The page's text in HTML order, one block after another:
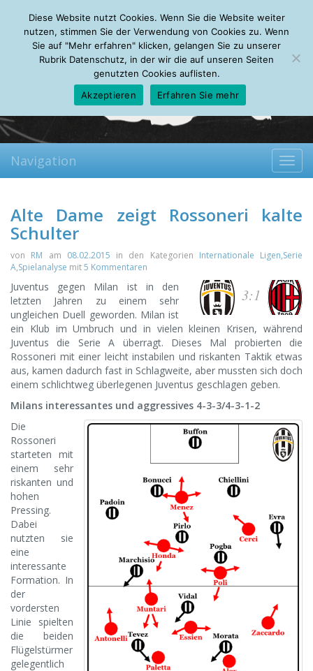
Friday, 07.08.2026
Mein Account
About Autoren Leseempfehlungen FAQ
Navigation
Alte Dame zeigt Rossoneri kalte
Schulter
von RM am 08.02.2015 in den Kategorien Internationale Ligen,Serie
A,Spielanalyse mit5 Kommentaren
3:1
Juventus gegen Milan ist in den
letzten Jahren zu einem sehr
ungleichen Duell geworden. Milan ist
ein Klub im Umbruch und in vielen kleinen Krisen, während
Juventus die Serie A überragt. Dieses Mal probierten die
Rossoneri mit einer leicht instabilen und riskanten Taktik etwas
aus, kamen dadurch fast in Schlagweite, aber mussten sich doch
einem schlichtweg überlegenen Juventus geschlagen geben.
Milans interessantes und aggressives 4-3-3/4-3-1-2
Die
Rossoneri
starteten mit
einem sehr
riskanten und
hohen
Pressing.
Dabei
nutzten sie
eine
interessante
Formation. In
der
vordersten
Linie spielten
die beiden
Flügelstürmer
gelegentlich
Diese Website nutzt Cookies. Wenn Sie die Website weiter
nutzen, stimmen Sie der Verwendung von Cookies zu. Wenn
Sie auf "Mehr erfahren" klicken, gelangen Sie zu unserer
Rubrik Datenschutz, in der wir die auf unseren Seiten
genutzten Cookies auflisten.
Akzeptieren
Erfahren Sie mehr